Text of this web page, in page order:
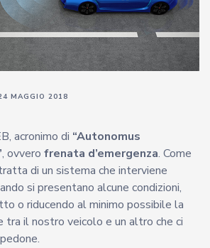
MAGGIO 2018
acronimo di “Autonomus
, ovvero frenata d’emergenza. Come
di un sistema che interviene
si presentano alcune condizioni,
o riducendo al minimo possibile la
tra il nostro veicolo e un altro che ci